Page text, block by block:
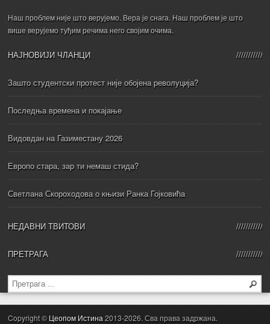
Наш проблем није што верујемо. Вера је снага. Наш проблем је што
више верујемо туђим речима него својим очима.
НАЈНОВИЈИ ЧЛАНЦИ
Зашто студентски протест није обојена револуција?
Последња времена и покајање
Видовдан на Газиместану 2026
Европо стара, зар ти немаш стида?
Светлана Скороходова о књизи Ранка Гојковића
НЕДАВНИ ТВИТОВИ
ПРЕТРАГА
Copyright © Цеопом Истина2013-2026. Сва права задржана.